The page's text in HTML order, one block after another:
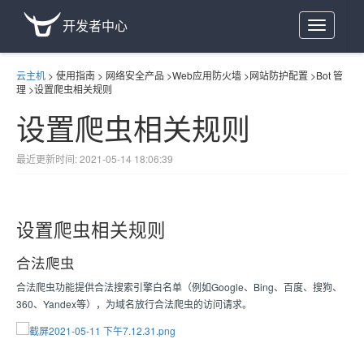
Toggle
navigation
开发者中心
云主机 > 使用指南 > 网络安全产品 >Web应用防火墙 >网站防护配置 >Bot 管
理 >设置爬虫相关规则
设置爬虫相关规则
最近更新时间: 2021-05-14 18:06:39
设置爬虫相关规则
合法爬虫
合法爬虫功能提供合法搜索引擎白名单（例如Google、Bing、百度、搜狗、
360、Yandex等），为域名放行合法爬虫的访问请求。